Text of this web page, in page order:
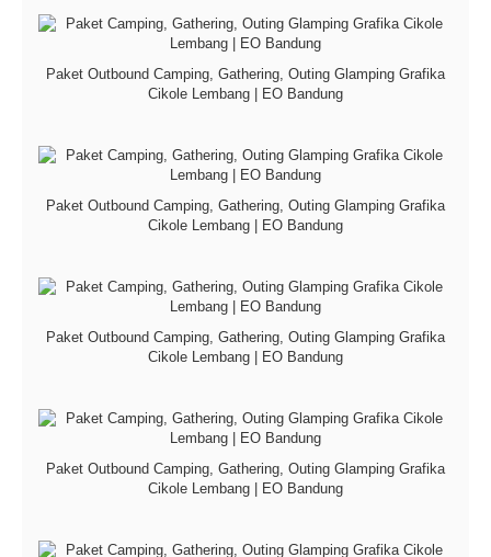
Paket Outbound Camping, Gathering, Outing Glamping Grafika
Cikole Lembang | EO Bandung
Paket Outbound Camping, Gathering, Outing Glamping Grafika
Cikole Lembang | EO Bandung
Paket Outbound Camping, Gathering, Outing Glamping Grafika
Cikole Lembang | EO Bandung
Paket Outbound Camping, Gathering, Outing Glamping Grafika
Cikole Lembang | EO Bandung